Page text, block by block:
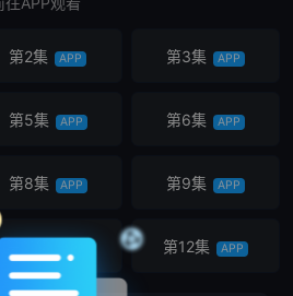
第2集 APP 第3集 APP
第5集 APP 第6集 APP
第8集 APP 第9集 APP
第12集 APP